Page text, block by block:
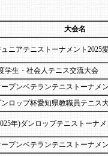
大会名
ニアテニストーナメント2025
学生・社会人テニス交流大会
プンベテランテニストーナメ
ンロップ杯愛知県教職員テニス
年)ダンロップテニストーナ
プンベテランテニストーナメ